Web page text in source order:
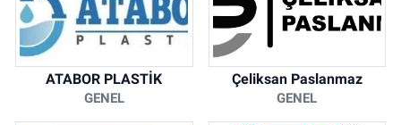
ATABOR PLASTİK
GENEL
Çeliksan Paslanmaz
GENEL